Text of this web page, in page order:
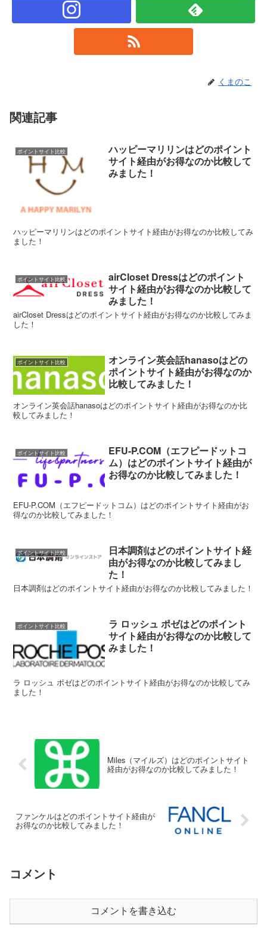
くまのこ
関連記事
ポイントサイト比較
ハッピーマリリンはどのポイント
サイト経由がお得なのか比較して
みました！
ハッピーマリリンはどのポイントサイト経由がお得なのか比較してみ
ました！
ポイントサイト比較
airCloset Dressはどのポイント
サイト経由がお得なのか比較して
みました！
airCloset Dressはどのポイントサイト経由がお得なのか比較してみま
した！
ポイントサイト比較
オンライン英会話hanasoはどの
ポイントサイト経由がお得なのか
比較してみました！
オンライン英会話hanasoはどのポイントサイト経由がお得なのか比
較してみました！
ポイントサイト比較
EFU-P.COM（エフピードットコ
ム）はどのポイントサイト経由が
お得なのか比較してみました！
EFU-P.COM（エフピードットコム）はどのポイントサイト経由がお
得なのか比較してみました！
ポイントサイト比較
日本調剤はどのポイントサイト経
由がお得なのか比較してみまし
た！
日本調剤はどのポイントサイト経由がお得なのか比較してみました！
ポイントサイト比較
ラ ロッシュ ポゼはどのポイント
サイト経由がお得なのか比較して
みました！
ラ ロッシュ ポゼはどのポイントサイト経由がお得なのか比較してみ
ました！
Miles（マイルズ）はどのポイントサイト
経由がお得なのか比較してみました！
ファンケルはどのポイントサイト経由が
お得なのか比較してみました！
コメント
コメントを書き込む